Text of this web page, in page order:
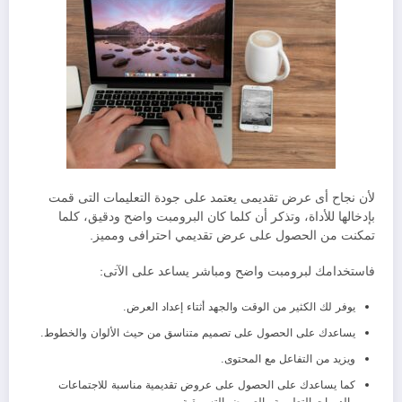
لأن نجاح أى عرض تقديمى يعتمد على جودة التعليمات التى قمت
بإدخالها للأداة، وتذكر أن كلما كان البرومبت واضح ودقيق، كلما
تمكنت من الحصول على عرض تقديمي احترافى ومميز.
فاستخدامك لبرومبت واضح ومباشر يساعد على الآتى:
يوفر لك الكثير من الوقت والجهد أثتاء إعداد العرض.
يساعدك على الحصول على تصميم متناسق من حيث الألوان والخطوط.
ويزيد من التفاعل مع المحتوى.
كما يساعدك على الحصول على عروض تقديمية مناسبة للاجتماعات